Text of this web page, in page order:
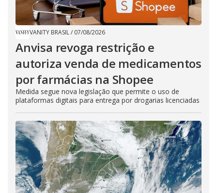
VANITY BRASIL/ 07/08/2026
Anvisa revoga restrição e
autoriza venda de medicamentos
por farmácias na Shopee
Medida segue nova legislação que permite o uso de
plataformas digitais para entrega por drogarias licenciadas